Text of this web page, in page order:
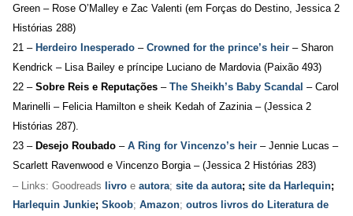
Green – Rose O’Malley e Zac Valenti (em Forças do Destino, Jessica 2
Histórias 288)
21 – Herdeiro Inesperado – Crowned for the prince’s heir – Sharon
Kendrick –
Lisa Bailey e príncipe Luciano de Mardovia (Paixão 493)
22 – Sobre Reis e Reputações – The Sheikh’s Baby Scandal – Carol
Marinelli – Felicia Hamilton e sheik Kedah of Zazinia – (Jessica 2
Histórias 287).
23 – Desejo Roubado – A Ring for Vincenzo’s heir – Jennie Lucas –
Scarlett Ravenwood e Vincenzo Borgia – (Jessica 2 Histórias 283)
– Links: Goodreads
livro e autora; site da autora; site da Harlequin;
Harlequin Junkie; Skoob; Amazon; outros livros do Literatura de